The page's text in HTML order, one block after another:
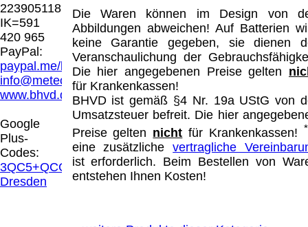
223905118
IK=591
420 965
PayPal:
paypal.me/blindenhilfsmittel
info@meteor.vision
www.bhvd.de
Google
Plus-
Codes:
3QC5+QCG
Dresden
Die Waren können im Design von
Abbildungen abweichen! Auf Batterien
keine Garantie gegeben, sie dienen
Veranschaulichung der
Die hier angegebenen Preise gelten
für Krankenkassen!
BHVD ist gemäß §4 Nr. 19a UStG von
Umsatzsteuer befreit. Die hier
Preise gelten nicht für Krankenkassen!
eine zusätzlichevertragliche
ist erforderlich. Beim Bestellen von
entstehen Ihnen Kosten!
Hamburg entschieden, dass man durch die
Anbringung eines Links, die Inhalte der
gelinkten Seite ggf. mit zu verantworten hat.
Dieses kann nur dadurch verhindert werden,
dass man sich ausdrücklich von diesen
Inhalten distanziert. Hiermit distanzieren wir
uns ausdrücklich von allen Inhalten, aller
gelinkten Seiten auf unserer Homepage und
machen uns diese Inhalte nicht zu eigen.
Diese Erklärung gilt für alle auf unserer
Homepage angebrachten Links.
Die Europäische Kommission stellt eine
Plattform zur Online-Streitbeilegung (OS)
bereit. Die Plattform finden Sie unter